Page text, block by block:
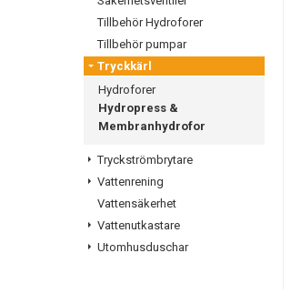
Tillbehör Hydroforer
Tillbehör pumpar
Tryckkärl
Hydroforer
Hydropress &
Membranhydrofor
Tryckströmbrytare
Vattenrening
Vattensäkerhet
Vattenutkastare
Utomhusduschar